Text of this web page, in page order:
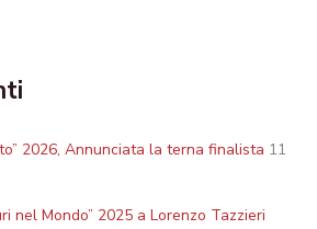
2026, Annunciata la terna finalista 11
nel Mondo” 2025 a Lorenzo Tazzieri